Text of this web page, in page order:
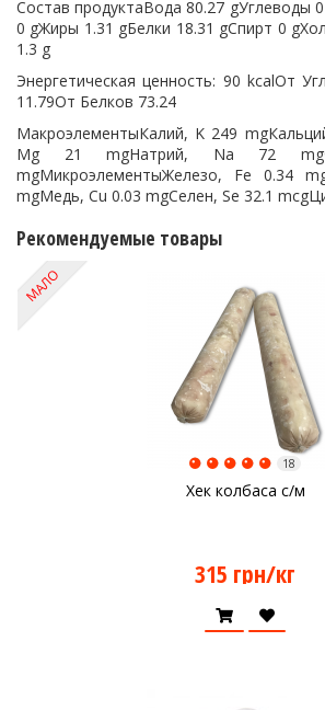
Состав продуктаВода 80.27 gУглеводы
0 gЖиры 1.31 gБелки 18.31 gСпирт 0
1.3 g
Энергетическая ценность: 90 kcalОт
11.79От Белков 73.24
МакроэлементыКалий, K 249
Mg 21 mgНатрий, Na 72
mgМикроэлементыЖелезо, Fe 0.34
mgМедь, Cu 0.03 mgСелен, Se 32.1
Рекомендуемые товары
МАЛО
Хек колбаса с/м
18
315 грн/кг